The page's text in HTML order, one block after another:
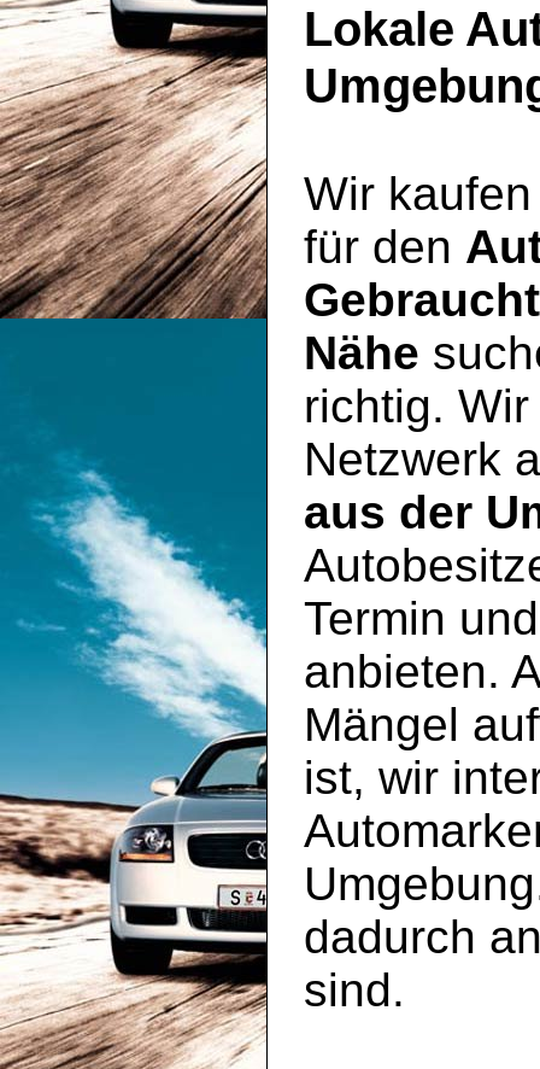
Lokale
Wir
für den
Nähe
richtig.
Netzwerk
aus der
Termin
anbieten.
Mängel
ist, wir
dadurch
sind.